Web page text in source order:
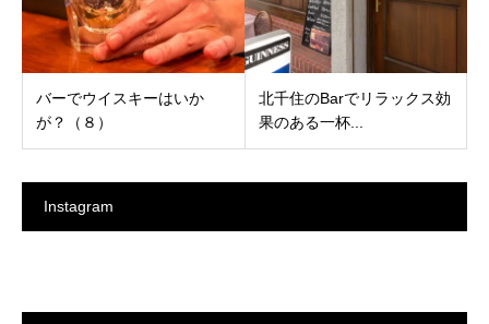
バーでウイスキーはいか
が？（８）
北千住のBarでリラックス効
果のある一杯...
Instagram